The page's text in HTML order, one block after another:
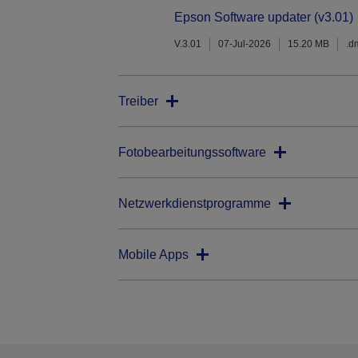
Epson Software updater (v3.01)
V.3.01 07-Jul-2026 15.20 MB
Treiber
Fotobearbeitungssoftware
Netzwerkdienstprogramme
Mobile Apps